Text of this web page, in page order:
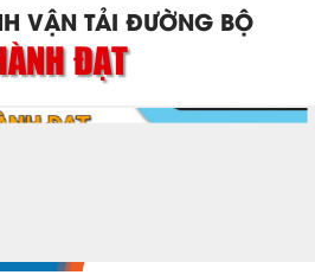
VẬN TẢI ĐƯỜNG BỘ
ĐẠT